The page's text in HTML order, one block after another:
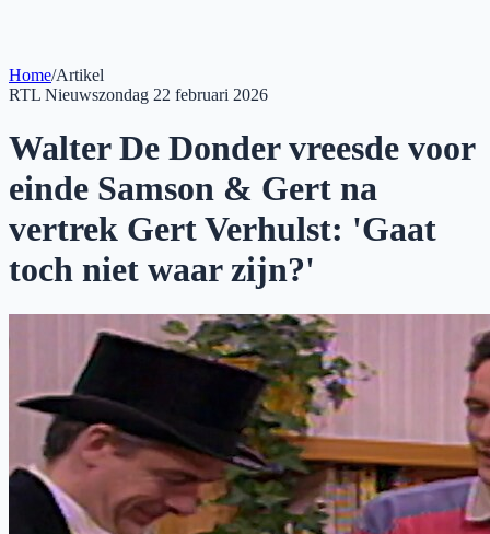
Home/Artikel
RTL Nieuwszondag 22 februari 2026
Walter De Donder vreesde voor
einde Samson & Gert na
vertrek Gert Verhulst: 'Gaat
toch niet waar zijn?'